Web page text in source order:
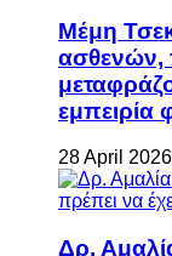
Μέμη
ασθενών,
εμπειρία
28 April 2026
Δρ.